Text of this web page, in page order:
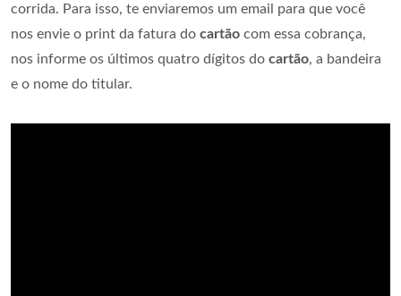
corrida. Para isso, te enviaremos um email para que você
nos envie o print da fatura do cartão com essa cobrança,
nos informe os últimos quatro dígitos do cartão, a bandeira
e o nome do titular.